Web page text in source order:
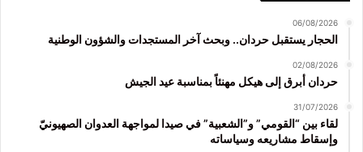
06/08/2026
الحجار يستقبل حردان.. وبحث آخر المستجدات والشؤون الوطنية
02/08/2026
حردان أبرق إلى هيكل مهنئاً بمناسبة عيد الجيش
31/07/2026
لقاء بين “القومي” و”الشعبية” في صيدا لمواجهة العدوان الصهيونيّ
وإسقاط مشاريعه وسياساته